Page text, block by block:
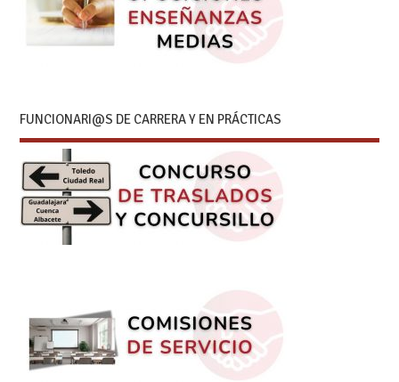
FUNCIONARI@S DE CARRERA Y EN PRÁCTICAS